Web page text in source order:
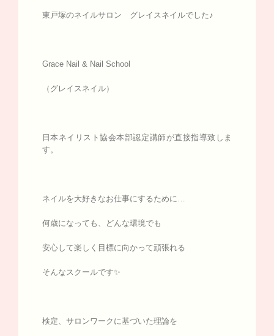
東戸塚のネイルサロン グレイスネイルでした♪
Grace Nail & Nail School
（グレイスネイル）
日本ネイリスト協会本部認定講師が直接指導致しま
す。
ネイルを大好きなお仕事にするために…
何歳になっても、どんな環境でも
安心して楽しく目標に向かって頑張れる
そんなスクールです✨
検定、サロンワークに基づいた理論を